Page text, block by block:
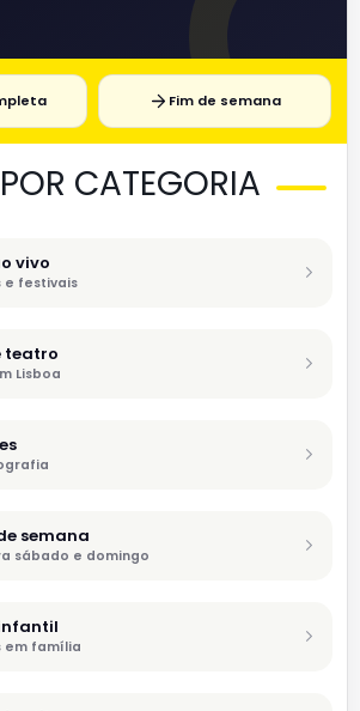
Fim de semana
CATEGORIA
vivo
e festivais
teatro
Lisboa
semana
sábado e domingo
em família